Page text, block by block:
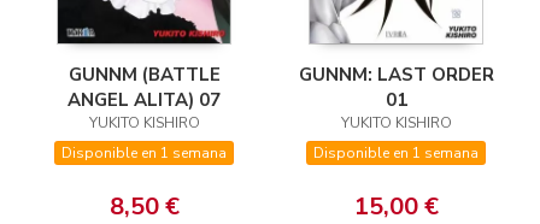
GUNNM (BATTLE
ANGEL ALITA) 07
YUKITO KISHIRO
Disponible en 1 semana
8,50 €
GUNNM: LAST ORDER
01
YUKITO KISHIRO
Disponible en 1 semana
15,00 €